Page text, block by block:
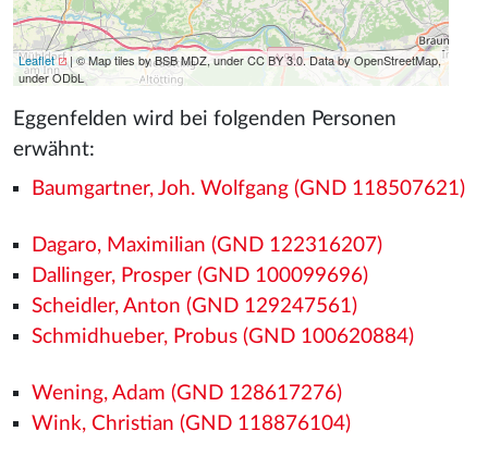
Leaflet
| © Map tiles by BSB MDZ, under CC BY 3.0. Data by OpenStreetMap,
under ODbL
Eggenfelden wird bei folgenden Personen
erwähnt:
Baumgartner, Joh. Wolfgang (GND 118507621)
Dagaro, Maximilian (GND 122316207)
Dallinger, Prosper (GND 100099696)
Scheidler, Anton (GND 129247561)
Schmidhueber, Probus (GND 100620884)
Wening, Adam (GND 128617276)
Wink, Christian (GND 118876104)